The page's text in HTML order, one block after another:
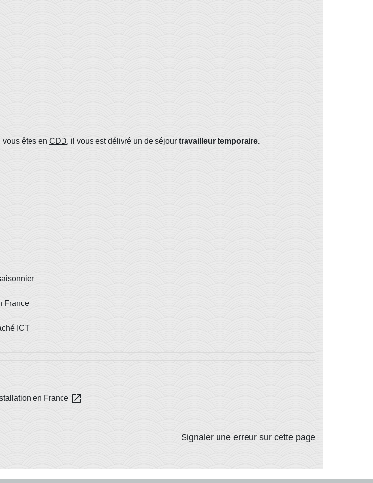
vous êtes en CDD, il vous est délivré un de séjour travailleur temporaire.
France
ICT
en France open_in_new
Signaler une erreur sur cette page